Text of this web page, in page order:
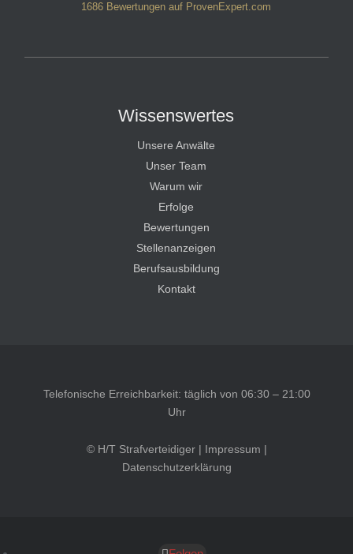
1686 Bewertungen auf ProvenExpert.com
Wissenswertes
Unsere Anwälte
Unser Team
Warum wir
Erfolge
Bewertungen
Stellenanzeigen
Berufsausbildung
Kontakt
Telefonische Erreichbarkeit: täglich von 06:30 – 21:00
Uhr
© H/T Strafverteidiger | Impressum |
Datenschutzerklärung